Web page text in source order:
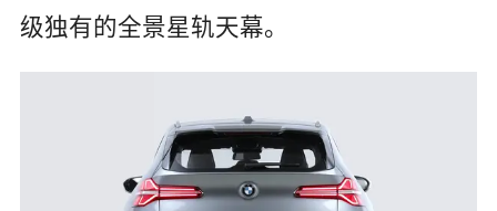
级独有的全景星轨天幕。